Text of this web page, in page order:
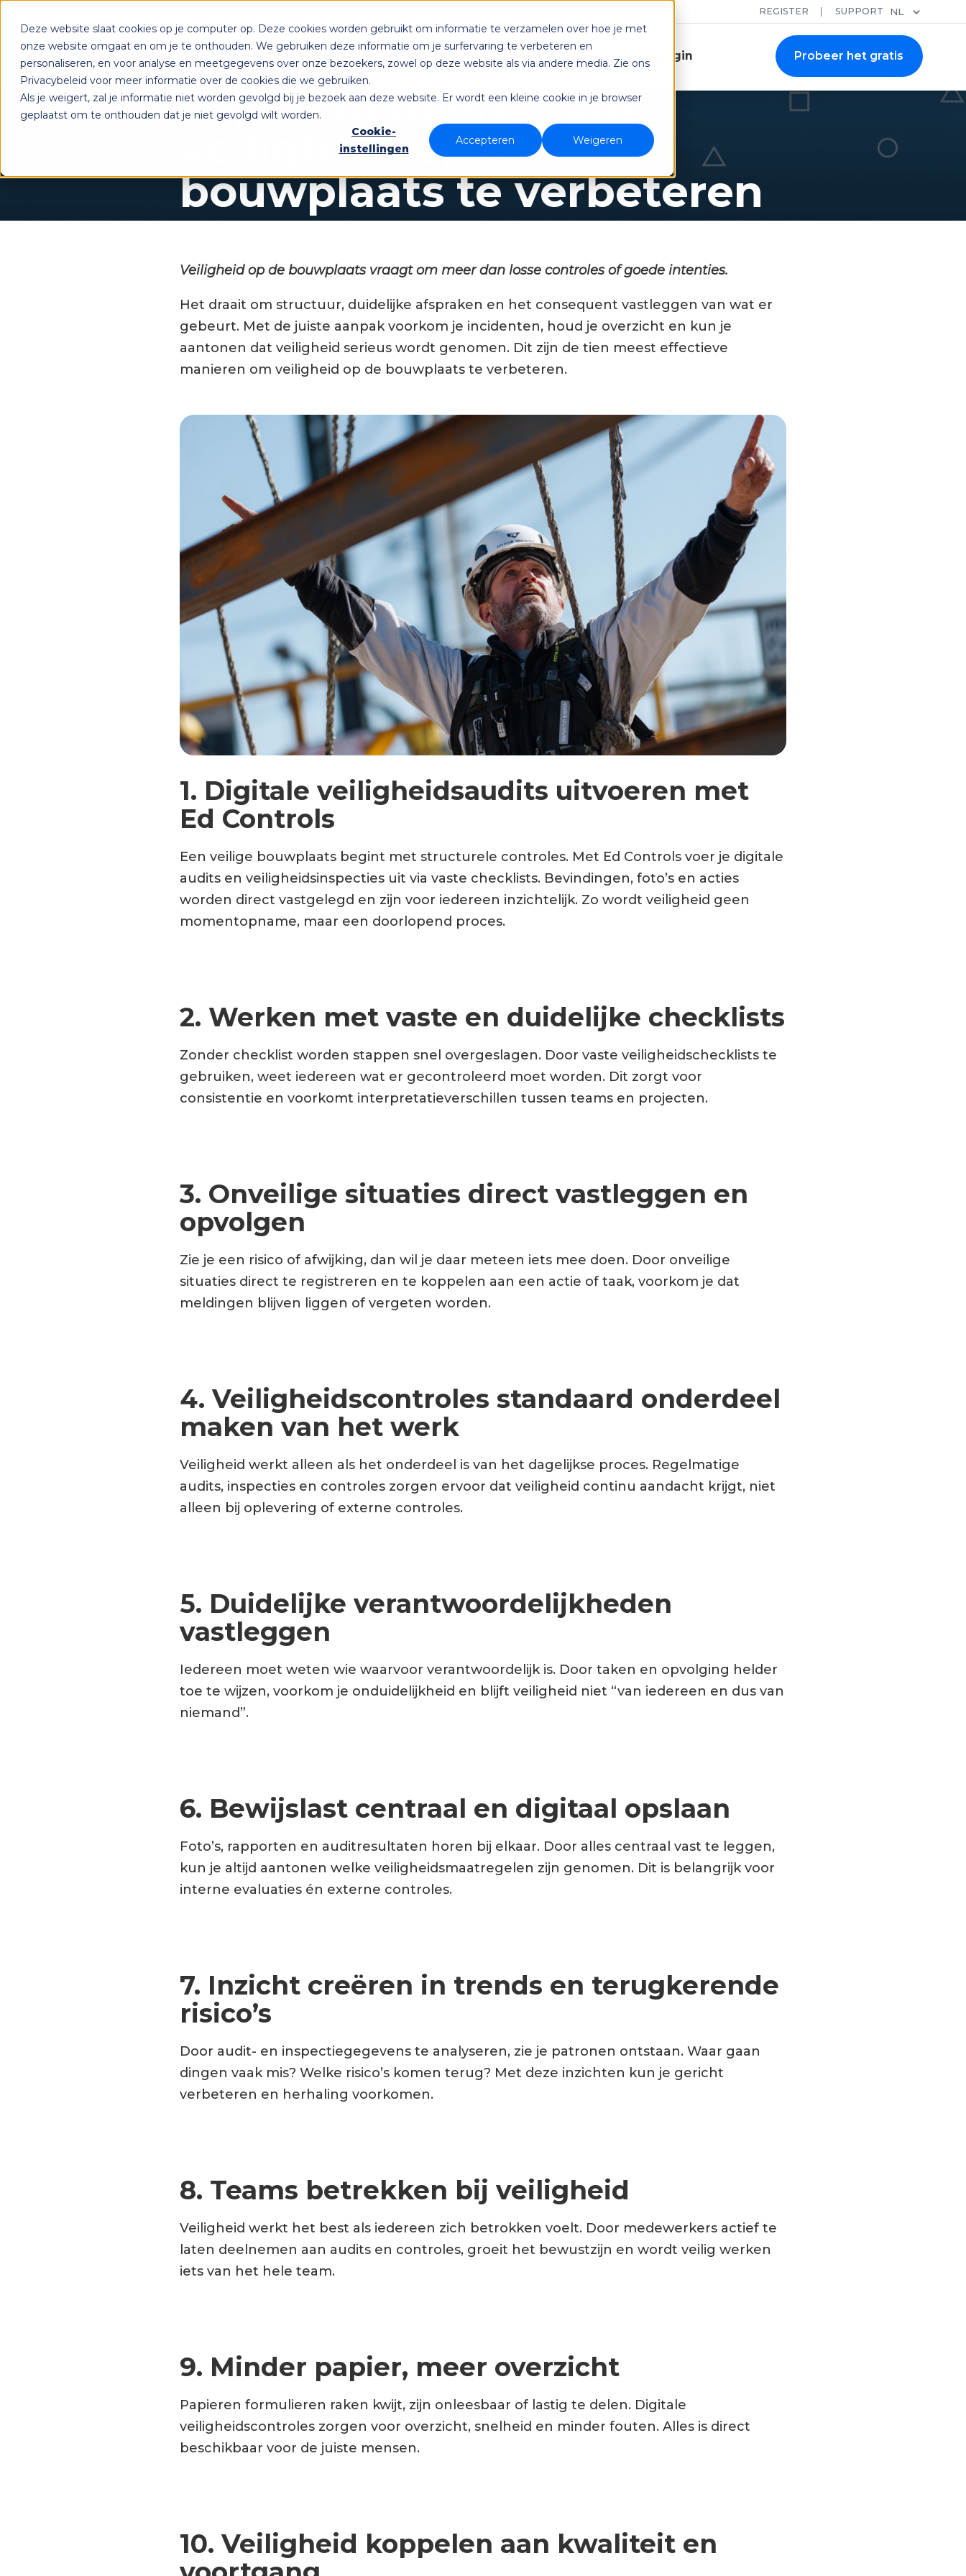
Deze website slaat cookies op je computer op. Deze cookies worden gebruikt om informatie te verzamelen over hoe je met
onze website omgaat en om je te onthouden. We gebruiken deze informatie om je surfervaring te verbeteren en
personaliseren, en voor analyse en meetgegevens over onze bezoekers, zowel op deze website als via andere media. Zie ons
Privacybeleid voor meer informatie over de cookies die we gebruiken.
Als je weigert, zal je informatie niet worden gevolgd bij je bezoek aan deze website. Er wordt een kleine cookie in je browser
geplaatst om te onthouden dat je niet gevolgd wilt worden.
Cookie-
instellingen
Accepteren Weigeren
REGISTER SUPPORT NL
Voor wie Contact Login Probeer het gratis
Top 10 manieren om
veiligheid op de
bouwplaats te verbeteren
Veiligheid op de bouwplaats vraagt om meer dan losse controles of goede intenties.
Het draait om structuur, duidelijke afspraken en het consequent vastleggen van wat er
gebeurt. Met de juiste aanpak voorkom je incidenten, houd je overzicht en kun je
aantonen dat veiligheid serieus wordt genomen. Dit zijn de tien meest effectieve
manieren om veiligheid op de bouwplaats te verbeteren.
1. Digitale veiligheidsaudits uitvoeren met
Ed Controls
Een veilige bouwplaats begint met structurele controles. Met Ed Controls voer je digitale
audits en veiligheidsinspecties uit via vaste checklists. Bevindingen, foto’s en acties
worden direct vastgelegd en zijn voor iedereen inzichtelijk. Zo wordt veiligheid geen
momentopname, maar een doorlopend proces.
2. Werken met vaste en duidelijke checklists
Zonder checklist worden stappen snel overgeslagen. Door vaste veiligheidschecklists te
gebruiken, weet iedereen wat er gecontroleerd moet worden. Dit zorgt voor
consistentie en voorkomt interpretatieverschillen tussen teams en projecten.
3. Onveilige situaties direct vastleggen en
opvolgen
Zie je een risico of afwijking, dan wil je daar meteen iets mee doen. Door onveilige
situaties direct te registreren en te koppelen aan een actie of taak, voorkom je dat
meldingen blijven liggen of vergeten worden.
4. Veiligheidscontroles standaard onderdeel
maken van het werk
Veiligheid werkt alleen als het onderdeel is van het dagelijkse proces. Regelmatige
audits, inspecties en controles zorgen ervoor dat veiligheid continu aandacht krijgt, niet
alleen bij oplevering of externe controles.
5. Duidelijke verantwoordelijkheden
vastleggen
Iedereen moet weten wie waarvoor verantwoordelijk is. Door taken en opvolging helder
toe te wijzen, voorkom je onduidelijkheid en blijft veiligheid niet “van iedereen en dus van
niemand”.
6. Bewijslast centraal en digitaal opslaan
Foto’s, rapporten en auditresultaten horen bij elkaar. Door alles centraal vast te leggen,
kun je altijd aantonen welke veiligheidsmaatregelen zijn genomen. Dit is belangrijk voor
interne evaluaties én externe controles.
7. Inzicht creëren in trends en terugkerende
risico’s
Door audit- en inspectiegegevens te analyseren, zie je patronen ontstaan. Waar gaan
dingen vaak mis? Welke risico’s komen terug? Met deze inzichten kun je gericht
verbeteren en herhaling voorkomen.
8. Teams betrekken bij veiligheid
Veiligheid werkt het best als iedereen zich betrokken voelt. Door medewerkers actief te
laten deelnemen aan audits en controles, groeit het bewustzijn en wordt veilig werken
iets van het hele team.
9. Minder papier, meer overzicht
Papieren formulieren raken kwijt, zijn onleesbaar of lastig te delen. Digitale
veiligheidscontroles zorgen voor overzicht, snelheid en minder fouten. Alles is direct
beschikbaar voor de juiste mensen.
10. Veiligheid koppelen aan kwaliteit en